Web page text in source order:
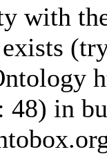
with
48) in